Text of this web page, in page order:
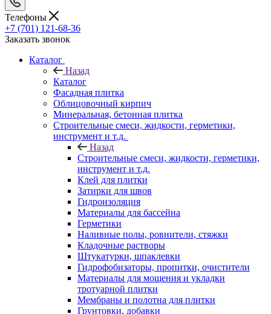
Телефоны
+7 (701) 121-68-36
Заказать звонок
Каталог
Назад
Каталог
Фасадная плитка
Облицовочный кирпич
Минеральная, бетонная плитка
Строительные смеси, жидкости, герметики,
инструмент и т.д.
Назад
Строительные смеси, жидкости, герметики,
инструмент и т.д.
Клей для плитки
Затирки для швов
Гидроизоляция
Материалы для бассейна
Герметики
Наливные полы, ровнители, стяжки
Кладочные растворы
Штукатурки, шпаклевки
Гидрофобизаторы, пропитки, очистители
Материалы для мощения и укладки
тротуарной плитки
Мембраны и полотна для плитки
Грунтовки, добавки